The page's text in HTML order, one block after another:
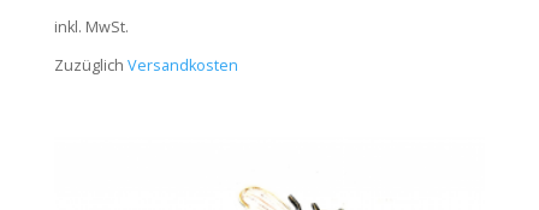
inkl. MwSt.
Zuzüglich Versandkosten